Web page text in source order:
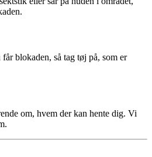
blokaden, så tag tøj på, som er
om, hvem der kan hente dig. Vi